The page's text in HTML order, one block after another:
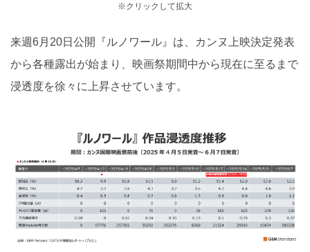
※クリックして拡大
来週6月20日公開『ルノワール』は、カンヌ上映決定発表
から各種露出が始まり、映画祭期間中から現在に至るまで
浸透度を徐々に上昇させています。